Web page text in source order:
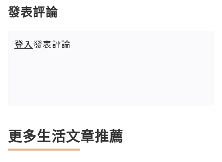
發表評論
登入發表評論
更多生活文章推薦